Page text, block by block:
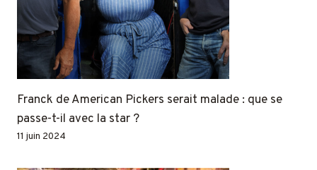
Franck de American Pickers serait malade : que se
passe-t-il avec la star ?
11 juin 2024